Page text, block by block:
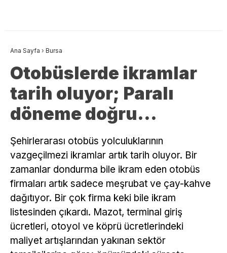
Ana Sayfa › Bursa
Otobüslerde ikramlar
tarih oluyor; Paralı
döneme doğru…
Şehirlerarası otobüs yolculuklarının
vazgeçilmezi ikramlar artık tarih oluyor. Bir
zamanlar dondurma bile ikram eden otobüs
firmaları artık sadece meşrubat ve çay-kahve
dağıtıyor. Bir çok firma keki bile ikram
listesinden çıkardı. Mazot, terminal giriş
ücretleri, otoyol ve köprü ücretlerindeki
maliyet artışlarından yakınan sektör